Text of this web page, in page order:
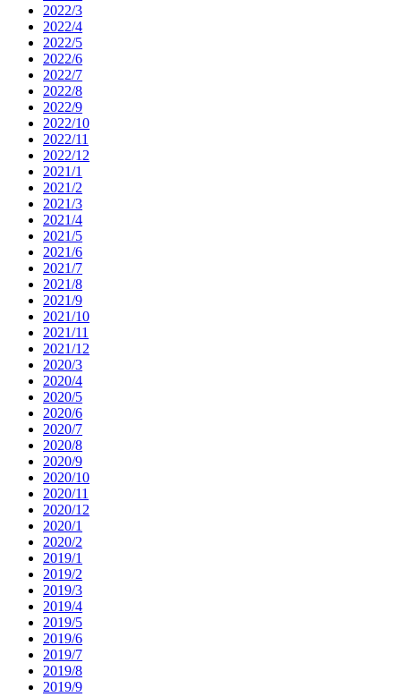
2022/3
2022/4
2022/5
2022/6
2022/7
2022/8
2022/9
2022/10
2022/11
2022/12
2021/1
2021/2
2021/3
2021/4
2021/5
2021/6
2021/7
2021/8
2021/9
2021/10
2021/11
2021/12
2020/3
2020/4
2020/5
2020/6
2020/7
2020/8
2020/9
2020/10
2020/11
2020/12
2020/1
2020/2
2019/1
2019/2
2019/3
2019/4
2019/5
2019/6
2019/7
2019/8
2019/9